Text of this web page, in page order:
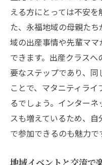
える方にとっては不安
た、永福地域の母親た
域の出産事情や先輩マ
できます。出産クラス
要なステップであり、
ことで、マタニティラ
るでしょう。インター
スも増えているため、
で参加できるのも魅力で
地域イベントと交流で